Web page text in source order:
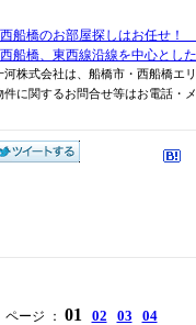
西船橋のお部屋探しはお任せ！
西船橋、東西線沿線を中心とし
河株式会社は、船橋市・西船橋エ
件に関するお問合せ等はお電話・
ページ ： 01 02 03 04